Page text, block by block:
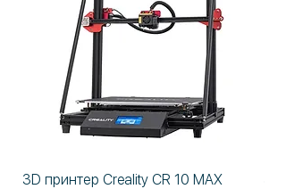
3D принтер Creality CR 10 MAX